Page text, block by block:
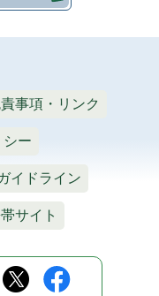
事項・リンク
シー
イドライン
サイト